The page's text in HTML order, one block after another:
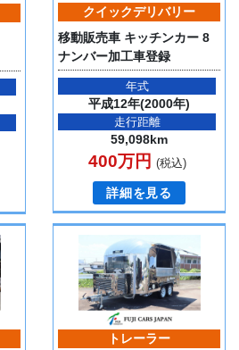
クイックデリバリー
移動販売車 キッチンカー 8
ナンバー加工車登録
年式
平成12年(2000年)
走行距離
59,098km
400万円 (税込)
詳細を見る
トレーラー